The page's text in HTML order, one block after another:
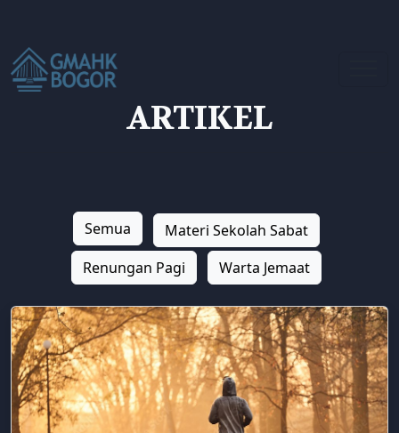
ARTIKEL
Semua
Materi Sekolah Sabat
Renungan Pagi
Warta Jemaat